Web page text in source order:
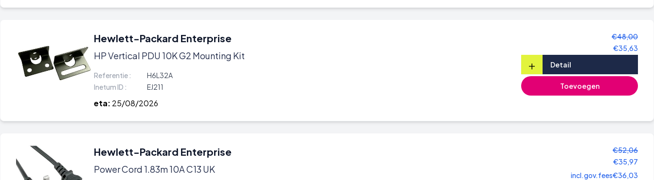
Hewlett-Packard Enterprise
HP Vertical PDU 10K G2 Mounting Kit
Referentie :
H6L32A
Inetum ID :
EJ211
eta: 25/08/2026
€48,00
€35,63
+ Detail
Toevoegen
Hewlett-Packard Enterprise
Power Cord 1.83m 10A C13 UK
€52,06
€35,97
incl.gov.fees€36,03